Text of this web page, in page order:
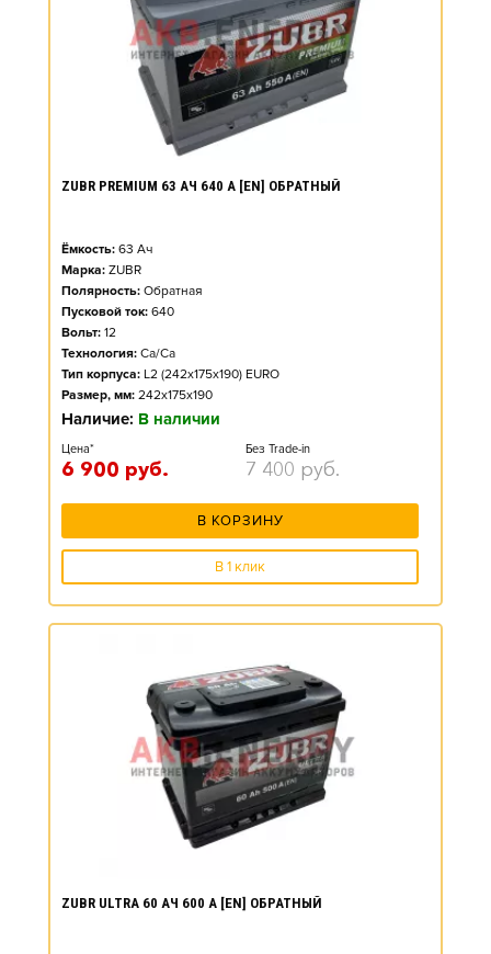
ZUBR PREMIUM 63 АЧ 640 А [EN] ОБРАТНЫЙ
Ёмкость: 63 Ач
Марка: ZUBR
Полярность: Обратная
Пусковой ток: 640
Вольт: 12
Технология: Ca/Ca
Тип корпуса: L2 (242x175x190) EURO
Размер, мм: 242x175x190
Наличие: В наличии
Цена*
6 900 руб.
Без Trade-in
7 400 руб.
В КОРЗИНУ
В 1 клик
ZUBR ULTRA 60 АЧ 600 А [EN] ОБРАТНЫЙ